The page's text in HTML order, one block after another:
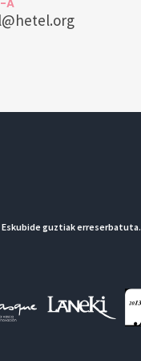
A
Eskubide guztiak erreserbatuta.